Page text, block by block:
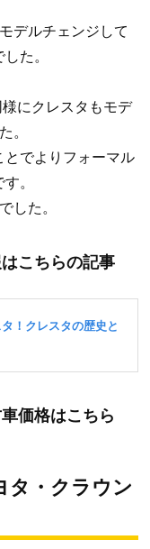
デルチェンジして
た。
にクレスタもモデ
。
とでよりフォーマル
。
した。
こちらの記事
価格はこちら
タ・クラウン